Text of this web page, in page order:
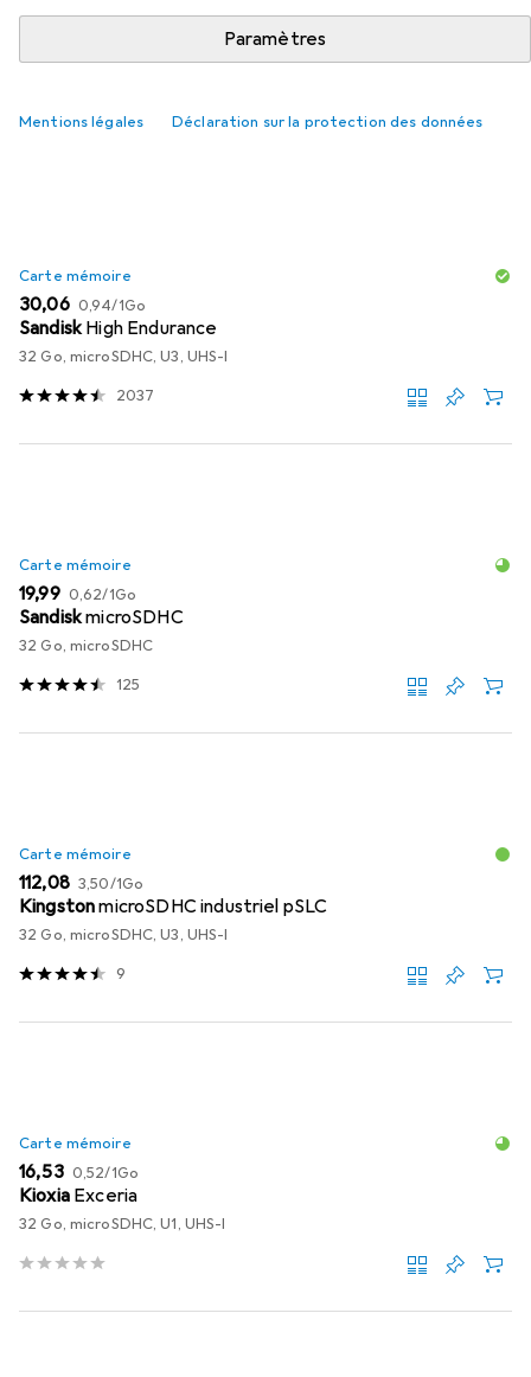
Paramètres
Mentions légales Déclaration sur la protection des données
EUR
28,71 0,90/1Go
Extreme UHS-I V30
32 Go, microSDHC, U3, UHS-I
Carte mémoire
EUR
30,06 EUR
0,94/1Go
SandiskHigh Endurance
32 Go, microSDHC, U3, UHS-I
2037
Carte mémoire
EUR
19,99 EUR
0,62/1Go
SandiskmicroSDHC
32 Go, microSDHC
125
Carte mémoire
EUR
112,08 EUR
3,50/1Go
KingstonmicroSDHC industriel pSLC
32 Go, microSDHC, U3, UHS-I
9
Carte mémoire
EUR
16,53 EUR
0,52/1Go
Kioxia Exceria
32 Go, microSDHC, U1, UHS-I